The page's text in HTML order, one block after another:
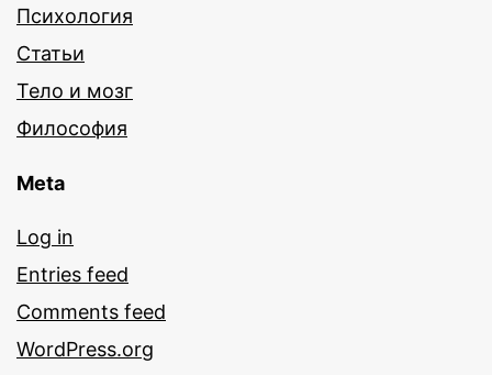
Психология
Статьи
Тело и мозг
Философия
Meta
Log in
Entries feed
Comments feed
WordPress.org